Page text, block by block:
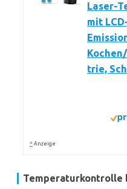
Laser-
mit
trie,
* Anzeige
Temperaturkontrolle